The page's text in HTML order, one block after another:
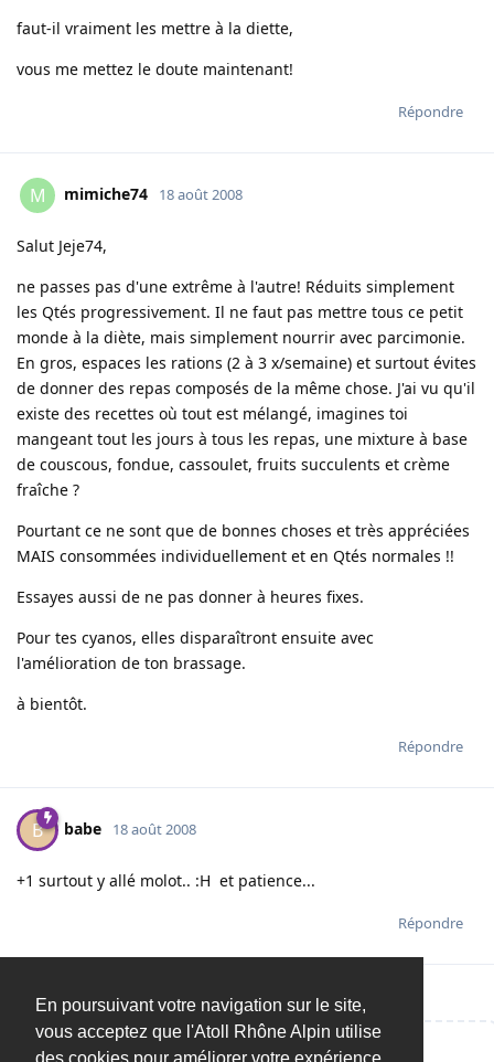
En poursuivant votre navigation sur le site,
vous acceptez que l'Atoll Rhône Alpin utilise
faut-il vraiment les mettre à la diette,
vous me mettez le doute maintenant!
Répondre
M mimiche74 18 août 2008
Salut Jeje74,
ne passes pas d'une extrême à l'autre! Réduits simplement
les Qtés progressivement. Il ne faut pas mettre tous ce petit
monde à la diète, mais simplement nourrir avec parcimonie.
En gros, espaces les rations (2 à 3 x/semaine) et surtout évites
de donner des repas composés de la même chose. J'ai vu qu'il
existe des recettes où tout est mélangé, imagines toi
mangeant tout les jours à tous les repas, une mixture à base
de couscous, fondue, cassoulet, fruits succulents et crème
fraîche ?
Pourtant ce ne sont que de bonnes choses et très appréciées
MAIS consommées individuellement et en Qtés normales !!
Essayes aussi de ne pas donner à heures fixes.
Pour tes cyanos, elles disparaîtront ensuite avec
l'amélioration de ton brassage.
à bientôt.
Répondre
B babe 18 août 2008
+1 surtout y allé molot.. :H et patience...
Répondre